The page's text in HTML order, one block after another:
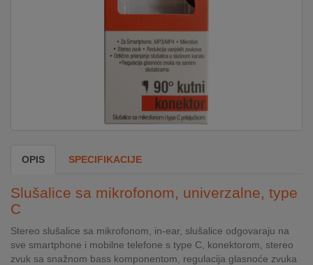
KLIMATIZACIJA
SECURITY
OPIS SPECIFIKACIJE
Slušalice sa mikrofonom, univerzalne, type
C
Stereo slušalice sa mikrofonom, in-ear, slušalice odgovaraju na
sve smartphone i mobilne telefone s type C, konektorom, stereo
zvuk sa snažnom bass komponentom, regulacija glasnoće zvuka